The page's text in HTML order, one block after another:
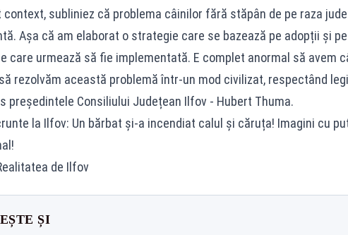
context, subliniez că problema câinilor fără stăpân de pe raza
Așa că am elaborat o strategie care se bazează pe adopții și
care urmează să fie implementată. E complet anormal să avem
rezolvăm această problemă într-un mod civilizat, respectând
președintele Consiliului Județean Ilfov - Hubert Thuma.
la Ilfov: Un bărbat și-a incendiat calul și căruța! Imagini cu
de Ilfov
ȘI